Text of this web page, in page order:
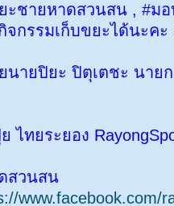
ะชายหาดสวนสน , #ม
จกรรมเก็บขยะได้นะค
นายปิยะ ปิตุเตชะ นาย
ไทยระยอง
สวนสน
www.facebook.com/